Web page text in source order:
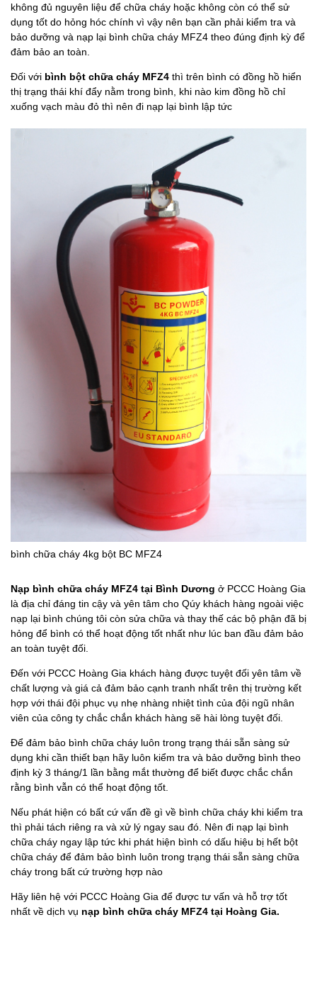
không đủ nguyên liệu để chữa cháy hoặc không còn có thể sử
dụng tốt do hỏng hóc chính vì vậy nên bạn cần phải kiểm tra và
bảo dưỡng và nạp lại bình chữa cháy MFZ4 theo đúng định kỳ để
đảm bảo an toàn.
Đối với bình bột chữa cháy MFZ4 thì trên bình có đồng hồ hiển
thị trạng thái khí đẩy nằm trong bình, khi nào kim đồng hồ chỉ
xuống vạch màu đỏ thì nên đi nạp lại bình lập tức
bình chữa cháy 4kg bột BC MFZ4
Nạp bình chữa cháy MFZ4 tại Bình Dương ở PCCC Hoàng Gia
là địa chỉ đáng tin cậy và yên tâm cho Qúy khách hàng ngoài việc
nạp lại bình chúng tôi còn sửa chữa và thay thế các bộ phận đã bị
hỏng để bình có thể hoạt động tốt nhất như lúc ban đầu đảm bảo
an toàn tuyệt đối.
Đến với PCCC Hoàng Gia khách hàng được tuyệt đối yên tâm về
chất lượng và giá cả đảm bảo cạnh tranh nhất trên thị trường kết
hợp với thái đội phục vụ nhẹ nhàng nhiệt tình của đội ngũ nhân
viên của công ty chắc chắn khách hàng sẽ hài lòng tuyệt đối.
Để đảm bảo bình chữa cháy luôn trong trạng thái sẵn sàng sử
dụng khi cần thiết bạn hãy luôn kiểm tra và bảo dưỡng bình theo
định kỳ 3 tháng/1 lần bằng mắt thường để biết được chắc chắn
rằng bình vẫn có thể hoạt động tốt.
Nếu phát hiện có bất cứ vấn đề gì về bình chữa cháy khi kiểm tra
thì phải tách riêng ra và xử lý ngay sau đó. Nên đi nạp lại bình
chữa cháy ngay lập tức khi phát hiện bình có dấu hiệu bị hết bột
chữa cháy để đảm bảo bình luôn trong trạng thái sẵn sàng chữa
cháy trong bất cứ trường hợp nào
Hãy liên hệ với PCCC Hoàng Gia để được tư vấn và hỗ trợ tốt
nhất về dịch vụ nạp bình chữa cháy MFZ4 tại Hoàng Gia.